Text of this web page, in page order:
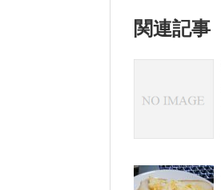
関連記事